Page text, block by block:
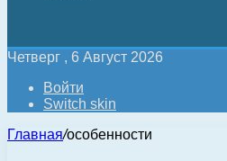
Четверг , 6 Август 2026
Войти
Switch skin
Главная/особенности